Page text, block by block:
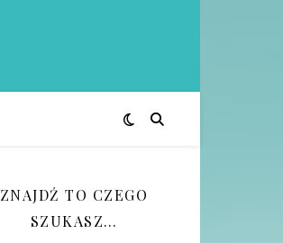
ZNAJDŹ TO CZEGO
SZUKASZ…